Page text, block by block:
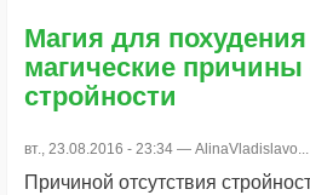
Магия для
магические причины
стройности
вт., 23.08.2016 - 23:34 — AlinaVladislavo...
Причиной отсутствия